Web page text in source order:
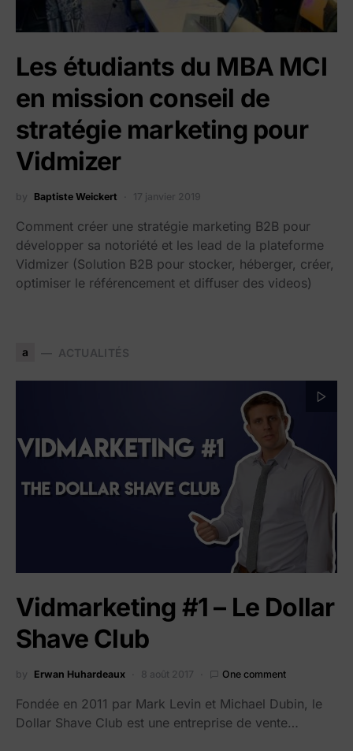
Les étudiants du MBA MCI
en mission conseil de
stratégie marketing pour
Vidmizer
by Baptiste Weickert 17 janvier 2019
Comment créer une stratégie marketing B2B pour
développer sa notoriété et les lead de la plateforme
Vidmizer (Solution B2B pour stocker, héberger, créer,
optimiser le référencement et diffuser des videos)
a ACTUALITÉS
Vidmarketing #1 – Le Dollar
Shave Club
by Erwan Huhardeaux 8 août 2017 One comment
Fondée en 2011 par Mark Levin et Michael Dubin, le
Dollar Shave Club est une entreprise de vente…